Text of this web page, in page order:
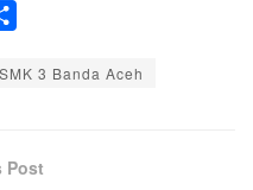
a
SMK 3 Banda Aceh
Post